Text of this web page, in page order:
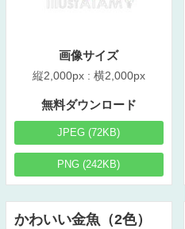
画像サイズ
縦2,000px : 横2,000px
無料ダウンロード
JPEG (72KB)
PNG (242KB)
かわいい金魚（2色）